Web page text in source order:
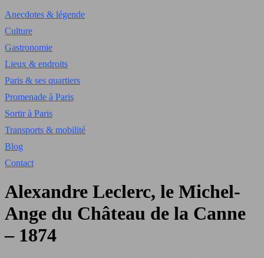
Anecdotes & légende
Culture
Gastronomie
Lieux & endroits
Paris & ses quartiers
Promenade à Paris
Sortir à Paris
Transports & mobilité
Blog
Contact
Alexandre Leclerc, le Michel-
Ange du Château de la Canne
– 1874